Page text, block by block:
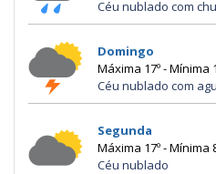
Céu nublado com
Domingo
Máxima 17º - Mínima
Céu nublado com
Segunda
Máxima 17º - Mínima
Céu nublado